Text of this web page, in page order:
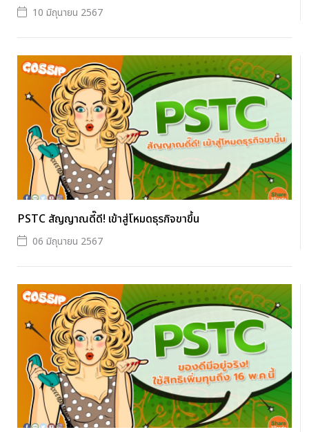
10 มิถุนายน 2567
PSTC สัญญาณดี๊ดี! เข้าสู่โหมดธุรกิจขาขึ้น
06 มิถุนายน 2567